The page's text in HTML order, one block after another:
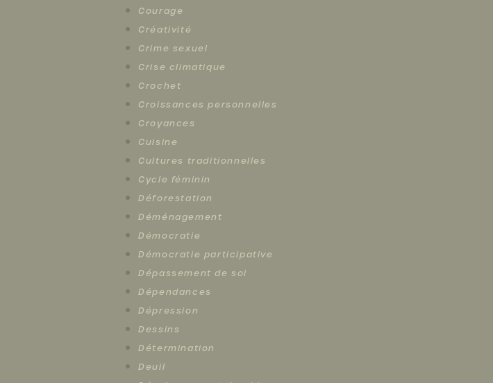
Courage
Créativité
Crime sexuel
Crise climatique
Crochet
Croissances personnelles
Croyances
Cuisine
Cultures traditionnelles
Cycle féminin
Déforestation
Déménagement
Démocratie
Démocratie participative
Dépassement de soi
Dépendances
Dépression
Dessins
Détermination
Deuil